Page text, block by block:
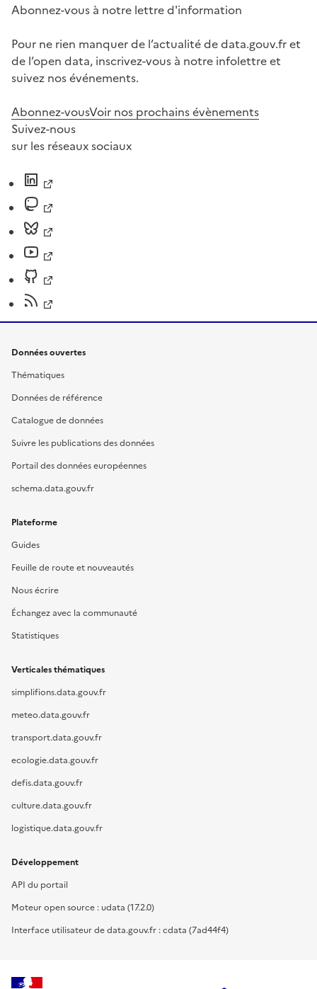
Abonnez-vous à notre lettre d'information
Pour ne rien manquer de l’actualité de data.gouv.fr et
de l’open data, inscrivez-vous à notre infolettre et
suivez nos événements.
Abonnez-vousVoir nos prochains évènements
Suivez-nous
sur les réseaux sociaux
Données ouvertes
Thématiques
Données de référence
Catalogue de données
Suivre les publications des données
Portail des données européennes
schema.data.gouv.fr
Plateforme
Guides
Feuille de route et nouveautés
Nous écrire
Échangez avec la communauté
Statistiques
Verticales thématiques
simplifions.data.gouv.fr
meteo.data.gouv.fr
transport.data.gouv.fr
ecologie.data.gouv.fr
defis.data.gouv.fr
culture.data.gouv.fr
logistique.data.gouv.fr
Développement
API du portail
Moteur open source : udata (17.2.0)
Interface utilisateur de data.gouv.fr : cdata (7ad44f4)